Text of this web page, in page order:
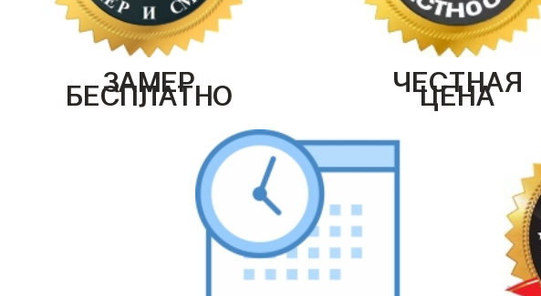
ЗАМЕР
БЕСПЛАТНО ЧЕСТНАЯ
ЦЕНА